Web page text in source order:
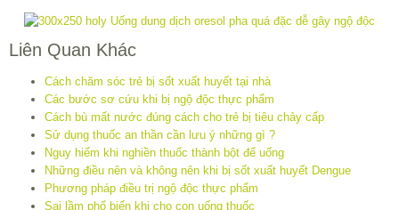
Liên Quan Khác
Cách chăm sóc trẻ bị sốt xuất huyết tại nhà
Các bước sơ cứu khi bị ngộ độc thực phẩm
Cách bù mất nước đúng cách cho trẻ bị tiêu chảy cấp
Sử dụng thuốc an thần cần lưu ý những gì ?
Nguy hiểm khi nghiền thuốc thành bột để uống
Những điều nên và không nên khi bị sốt xuất huyết Dengue
Phương pháp điều trị ngộ độc thực phẩm
Sai lầm phổ biến khi cho con uống thuốc